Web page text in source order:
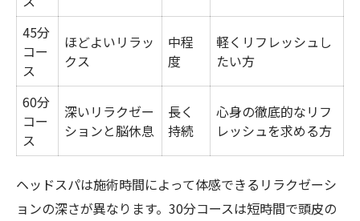
45分
コー
ス
ほどよいリラッ
クス
中程
度
軽くリフレッシュし
たい方
60分
コー
ス
深いリラクゼー
ションと脳休息
長く
持続
心身の徹底的なリフ
レッシュを求める方
ヘッドスパは施術時間によって体感できるリラクゼーシ
ョンの深さが異なります。30分コースは短時間で頭皮の